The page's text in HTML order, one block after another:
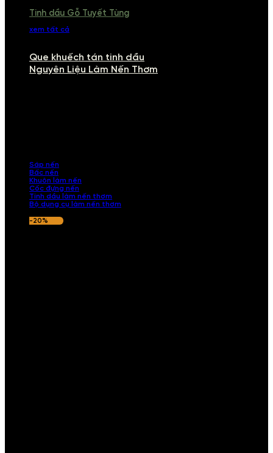
Tinh dầu Gỗ Tuyết Tùng
xem tất cả
Que khuếch tán tinh dầu
Nguyên Liệu Làm Nến Thơm
Sáp nến
Bấc nến
Khuôn làm nến
Cốc đựng nến
Tinh dầu làm nến thơm
Bộ dụng cụ làm nến thơm
-20%